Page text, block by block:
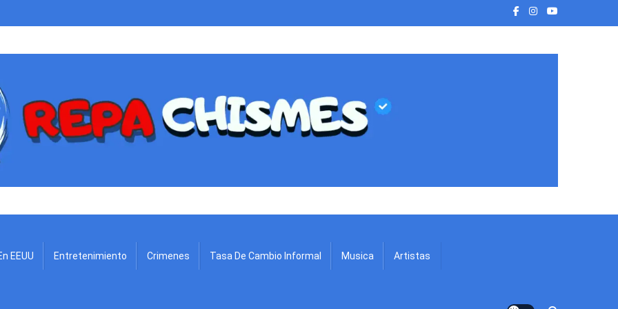
EEUU Entretenimiento Crimenes Tasa De Cambio Informal Musica Artistas